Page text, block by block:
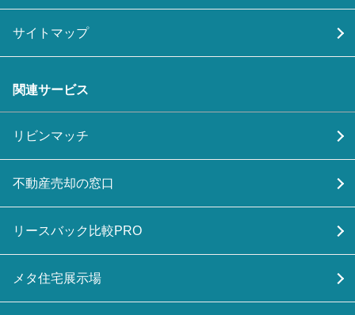
サイトマップ
関連サービス
リビンマッチ
不動産売却の窓口
リースバック比較PRO
メタ住宅展示場